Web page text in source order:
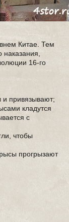
Китае. Тем
16-го
и привязывают;
кладутся
с
чтобы
прогрызают